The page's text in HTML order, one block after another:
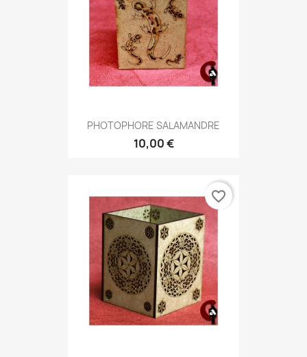
PHOTOPHORE SALAMANDRE
10,00 €
favorite_border